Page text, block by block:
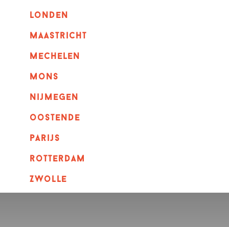
londen
maastricht
mechelen
mons
nijmegen
oostende
parijs
rotterdam
Zwolle